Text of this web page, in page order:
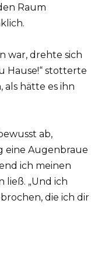
Raum
war, drehte sich
Hause!“ stotterte
als hätte es ihn
ab,
eine Augenbraue
ich meinen
ließ. „Und ich
die ich dir